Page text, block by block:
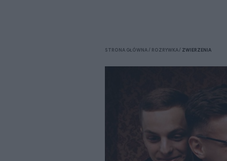
STRONA GŁÓWNA ROZRYWKA ZWIERZENIA